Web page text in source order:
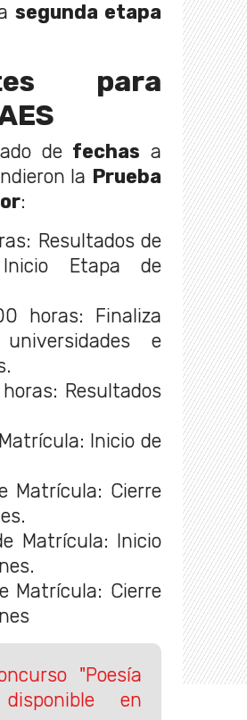
segunda etapa
para
de fechas a
la Prueba
:
Resultados de
Etapa de
horas: Finaliza
e
Resultados
Inicio de
Matrícula: Cierre
Matrícula: Inicio
Matrícula: Cierre
"Poesía
en